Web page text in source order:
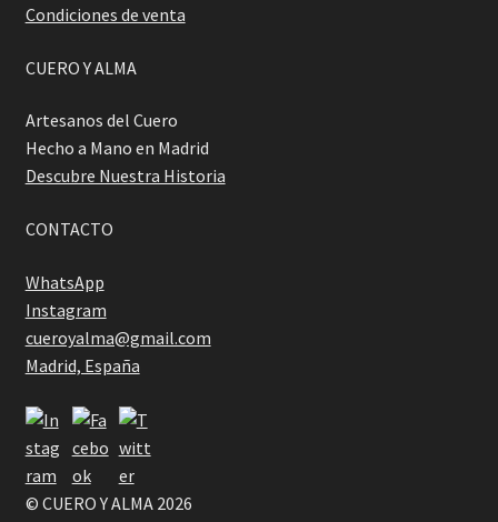
Condiciones de venta
CUERO Y ALMA
Artesanos del Cuero
Hecho a Mano en Madrid
Descubre Nuestra Historia
CONTACTO
WhatsApp
Instagram
cueroyalma@gmail.com
Madrid, España
© CUERO Y ALMA 2026